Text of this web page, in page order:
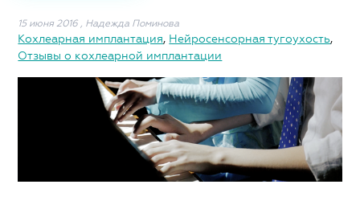
15 июня 2016 , Надежда Поминова
Кохлеарная имплантация, Нейросенсорная тугоухость,
Отзывы о кохлеарной имплантации